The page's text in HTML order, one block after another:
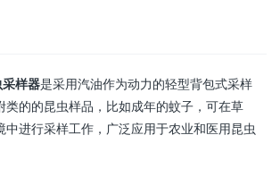
样器是采用汽油作为动力的轻型背包式采样
类的的昆虫样品，比如成年的蚊子，可在草
中进行采样工作，广泛应用于农业和医用昆虫